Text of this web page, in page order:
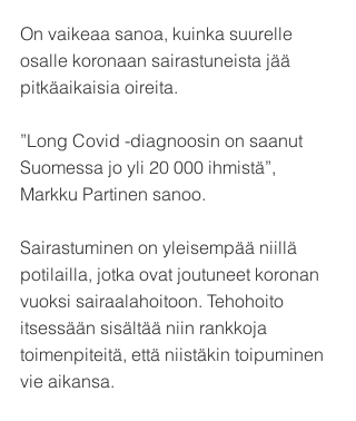
On vaikeaa sanoa, kuinka suurelle
osalle koronaan sairastuneista jää
pitkäaikaisia oireita.
”Long Covid -diagnoosin on saanut
Suomessa jo yli 20 000 ihmistä”,
Markku Partinen sanoo.
Sairastuminen on yleisempää niillä
potilailla, jotka ovat joutuneet koronan
vuoksi sairaalahoitoon. Tehohoito
itsessään sisältää niin rankkoja
toimenpiteitä, että niistäkin toipuminen
vie aikansa.